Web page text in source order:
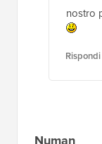
nostro
Rispondi